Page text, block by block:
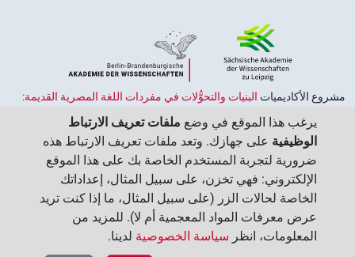
مشروع الأكاديميات ‏ البنيات والتحوُّلات في مفردات اللغة المصرية القديمة:
الممول من قبل الحكومة الاتحادية وحكومات الولايات بجمهورية ألمانيا
الاتحادية، وهو يهدف إلى الحفاظ على تراثنا الثقافي واسترجاعه واستكشافه.
يُنسَّق البرنامج من قِبلاتحاد الأكاديميات الألمانية للعلوم والإنسانيات‏.
يرغب هذا الموقع في وضع ملفات تعريف الارتباط
الوظيفية على جهازك. وتعد ملفات تعريف الارتباط هذه
ضرورية لتجربة المستخدم الخاصة بك على هذا الموقع
الإلكتروني: فهي تخزن، على سبيل المثال، إعداداتك
الخاصة لحالات الزر (على سبيل المثال، ما إذا كنت تريد
عرض معرفات المواد المعجمية أم لا). للمزيد من
المعلومات، انظر سياسة الخصوصية لدينا.‏